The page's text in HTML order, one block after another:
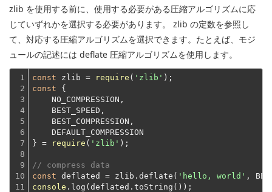
zlib を使用する前に、使用する必要がある圧縮アルゴリズムに応
じていずれかを選択する必要があります。 zlib の定数を参照し
て、対応する圧縮アルゴリズムを選択できます。たとえば、モジ
ュールの記述には deflate 圧縮アルゴリズムを使用します。
1
2
3
4
5
6
7
8
9
10
11
const zlib = require ( 'zlib'
const {
    NO_COMPRESSION,
    BEST_SPEED,
    BEST_COMPRESSION,
    DEFAULT_COMPRESSION
} =
require ( 'zlib' );
// compress data
const deflated = zlib.deflate( 'hello, world'
console .log(deflated.toString());